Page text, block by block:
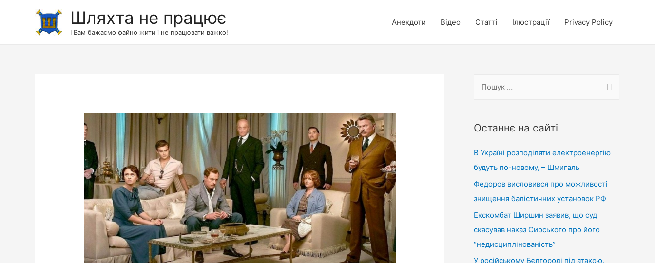
Шляхта не працює
І Вам бажаємо файно жити і не працювати важко!
Анекдоти Відео Статті Ілюстрації Privacy Policy
у
:
Останнє на сайті
В Україні розподіляти електроенергію
будуть по-новому, – Шмигаль
Федоров висловився про можливості
знищення балістичних установок РФ
Екскомбат Ширшин заявив, що суд
скасував наказ Сирського про його
“недисциплінованість”
У російському Бєлгороді під атакою,